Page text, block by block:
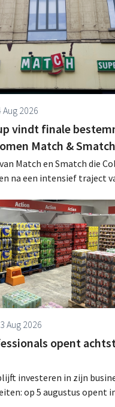
.
Aug 2026
vindt finale
Match &
Match en Smatch die
na een intensief traject
voor sommige
Aug 2026
opent
investeren in zijn
op 5 augustus opent